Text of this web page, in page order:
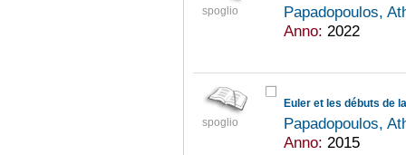
spoglio
Papadopoulos,
Anno: 2022
spoglio
Euler et les débuts de
Papadopoulos,
Anno: 2015